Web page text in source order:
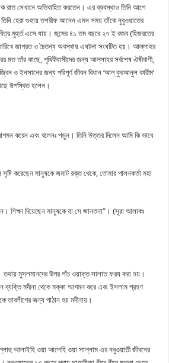
রাত সেখানে অতিবাহিত করতেন। এর ব্যবস্থাও তিনি আগে
হেরা গুহায় তশরীফ আনেন এমন সময় তাঁকে নুবুওয়াতের
মুহুর্ত এসে যায়। জন্মের ৪১ তম বছরে ২৭ ই রজব (হিজরতের
তারিখে জাগ্রত ও চৈতন্য অবস্থায় এঘটনা সংঘটিত হয়। আল্লাহর
মত তাঁর কাছে, পৃথিবীবাসীদের জন্য আল্লাহর সর্বশেষ ঐষীবাণী,
জ্বিন ও ইনসানের জন্য পরিপূর্ণ জীবন বিধান ‘আল্ কুরআনুল কারীম’
উপস্থিত হলেন।
করেন এবং বলেনঃ পড়ুন। তিনি উত্তর দিলেন আমি কি ভাবে
সৃষ্টি করেছেন মানুষকে জমাট রক্ত থেকে, তোমার পালনকর্তা মহা
শিক্ষা দিয়েছেন মানুষকে যা সে জানতনা”। (সূরা আলাকঃ
তথায় মুসলমানদের উপর পাঁচ ওয়াক্ত সালাত ফরয করা হয়।
মদীনা থেকে মক্কা আগমন করে এবং ইসলাম প্রহণ
জন্য পাঠান হয় মদীনায়।
আলাইহি ওয়া আলেহি ওয়া সাল্লাম এর নবুওয়াতী জীবনের